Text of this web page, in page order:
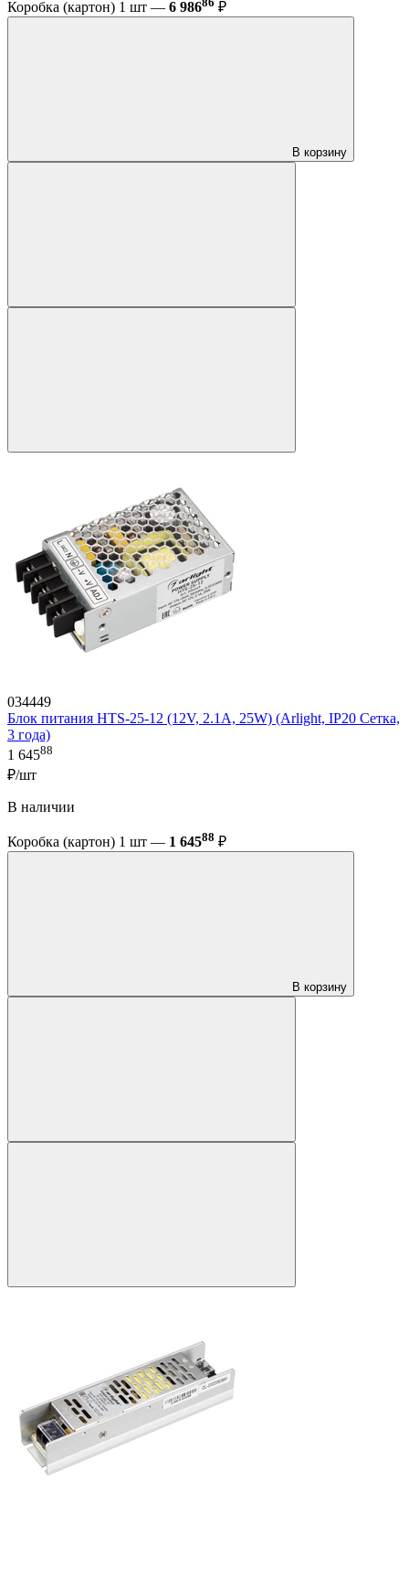
Коробка (картон) 1 шт — 6 986 ₽
В корзину
034449
Блок питания HTS-25-12 (12V, 2.1A, 25W) (Arlight, IP20 Сетка,
3 года)
1 64588
₽/шт
В наличии
Коробка (картон) 1 шт — 1 64588 ₽
В корзину